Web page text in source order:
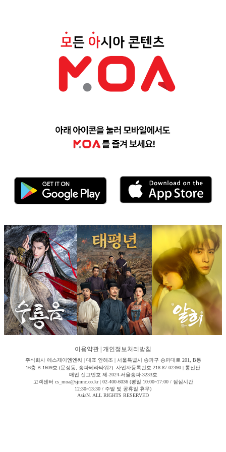
이용약관 개인정보처리방침
주식회사 에스제이엠엔씨 | 대표 안해조 | 서울특별시 송파구 송파대로 201, B동
16층 B-1609호 (문정동, 송파테라타워2) 사업자등록번호 218-87-02390 | 통신판
매업 신고번호 제-2024-서울송파-3233호
고객센터 cs_moa@sjmnc.co.kr | 02-400-6036 (평일 10:00~17:00 / 점심시간
12:30~13:30 / 주말 및 공휴일 휴무)
AsiaN. ALL RIGHTS RESERVED